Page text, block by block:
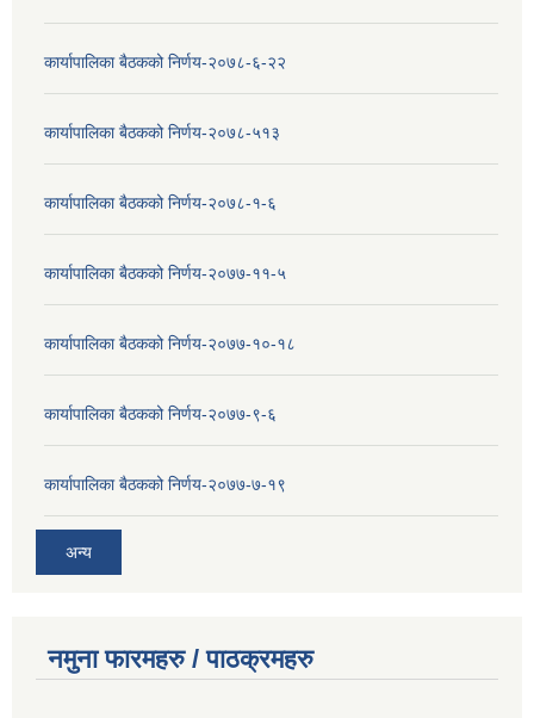
कार्यापालिका बैठकको निर्णय-२०७८-६-२२
कार्यापालिका बैठकको निर्णय-२०७८-५१३
कार्यापालिका बैठकको निर्णय-२०७८-१-६
कार्यापालिका बैठकको निर्णय-२०७७-११-५
कार्यापालिका बैठकको निर्णय-२०७७-१०-१८
कार्यापालिका बैठकको निर्णय-२०७७-९-६
कार्यापालिका बैठकको निर्णय-२०७७-७-१९
अन्य
नमुना फारमहरु / पाठक्रमहरु